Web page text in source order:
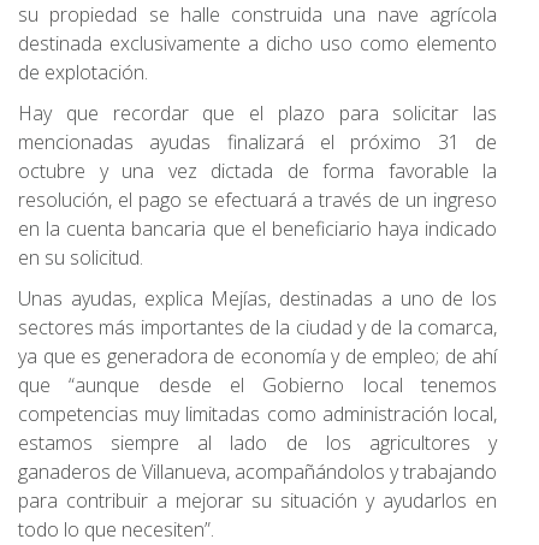
su propiedad se halle construida una nave agrícola
destinada exclusivamente a dicho uso como elemento
de explotación.
Hay que recordar que el plazo para solicitar las
mencionadas ayudas finalizará el próximo 31 de
octubre y una vez dictada de forma favorable la
resolución, el pago se efectuará a través de un ingreso
en la cuenta bancaria que el beneficiario haya indicado
en su solicitud.
Unas ayudas, explica Mejías, destinadas a uno de los
sectores más importantes de la ciudad y de la comarca,
ya que es generadora de economía y de empleo; de ahí
que “aunque desde el Gobierno local tenemos
competencias muy limitadas como administración local,
estamos siempre al lado de los agricultores y
ganaderos de Villanueva, acompañándolos y trabajando
para contribuir a mejorar su situación y ayudarlos en
todo lo que necesiten”.